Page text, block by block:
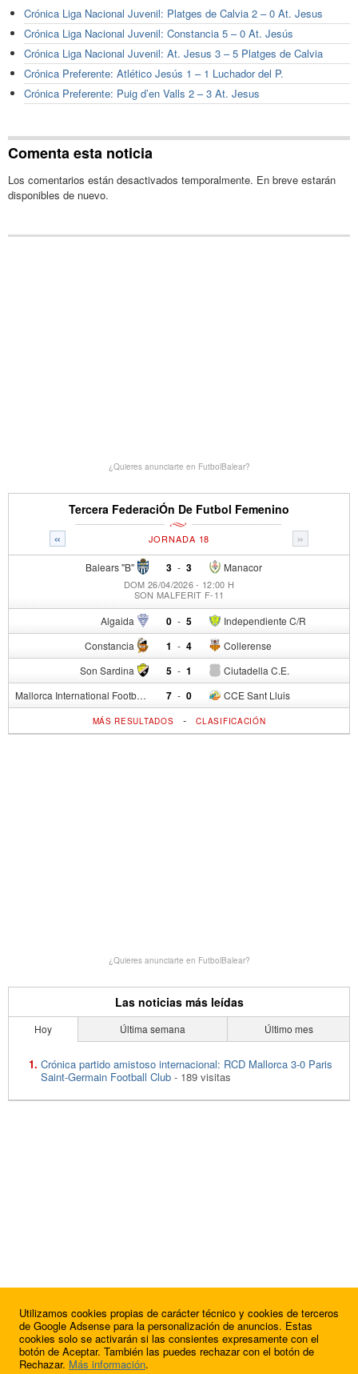
Crónica Liga Nacional Juvenil: Platges de Calvia 2 – 0 At. Jesus
Crónica Liga Nacional Juvenil: Constancia 5 – 0 At. Jesús
Crónica Liga Nacional Juvenil: At. Jesus 3 – 5 Platges de Calvia
Crónica Preferente: Atlético Jesús 1 – 1 Luchador del P.
Crónica Preferente: Puig d’en Valls 2 – 3 At. Jesus
Comenta esta noticia
Los comentarios están desactivados temporalmente. En breve estarán
disponibles de nuevo.
¿Quieres anunciarte en FutbolBalear?
Tercera FederaciÓn De Futbol Femenino
« »
JORNADA 18
Balears "B" 3 - Manacor
3
DOM 26/04/2026 - 12:00 H
SON MALFERIT F-11
Algaida 0 - Independiente C/R
5
Constancia 1 - Collerense
4
Son Sardina 5 - Ciutadella C.E.
1
Mallorca International Football Club del S.p. 7 - CCE Sant Lluis
0
MÁS RESULTADOS -CLASIFICACIÓN
¿Quieres anunciarte en FutbolBalear?
Las noticias más leídas
Hoy Última semana Último mes
Crónica partido amistoso internacional: RCD Mallorca 3-0 Paris
Saint-Germain Football Club - 189 visitas
Utilizamos cookies propias de carácter técnico y cookies de terceros
de Google Adsense para la personalización de anuncios. Estas
cookies solo se activarán si las consientes expresamente con el
botón de Aceptar. También las puedes rechazar con el botón de
Rechazar. Más información.